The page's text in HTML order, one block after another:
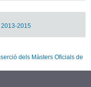
2013-2015
dels Màsters Oficials de